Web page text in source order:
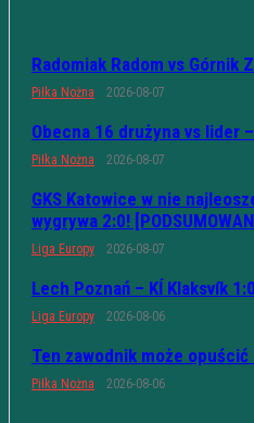
Radomiak Radom vs Górnik
Piłka Nożna 2026-08-07
Obecna 16 drużyna vs lider
Piłka Nożna 2026-08-07
GKS Katowice w nie
wygrywa 2:0!
Liga Europy 2026-08-07
Lech Poznań – KÍ Klaksvík
Liga Europy 2026-08-06
Ten zawodnik może opuścić
Piłka Nożna 2026-08-06